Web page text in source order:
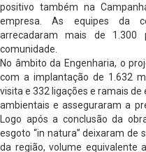
positivo também na
empresa. As equipes da
arrecadaram mais de
comunidade.
No âmbito da Engenharia, o
com a implantação de 1.632
visita e 332 ligações e ramais
ambientais e asseguraram a
Logo após a conclusão da
esgoto “in natura” deixaram de
da região, volume equivalente